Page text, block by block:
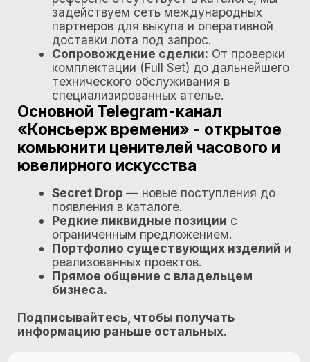
Напишите нам в Telegram и мы подберем
для Вас нужную модель часов:
Не нашли то
что искали?
Перейти в Telegram
Персональный
подбор модели
Ищите редкие и коллекционные часы?